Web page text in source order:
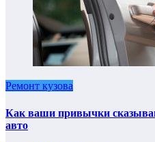
Ремонт кузова
Как ваши привычки
авто